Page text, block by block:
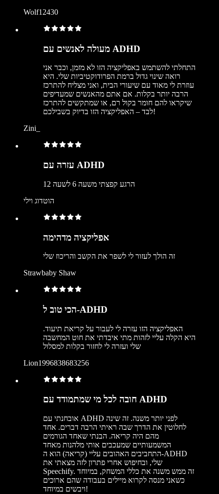
Wolf12430
מעולה לאנשים עם ADHD
התחלתי להשתמש באפליקציה הזו לא מזמן, וכבר אני
רואה שינוי גדול ברמת הפרודוקטיביות שלי. היא
עוזרת לי מאוד עם שיעורי הבית, ואני מצליח להתרכז
הרבה יותר בקלות. אם אתם מהאנשים שמעדיפים
שיקראו להם חומר בקול רם, או שמתקשים להתרכז
לבד – האפליקציה הזו בדיוק בשבילכם!
Zini_
עזרה עם ADHD
הרגע קפצתי משעה 6 לשעה 12
הוטדוג וילי
אפליקציה מדהימה
זה הולך לעזור לי לשפר את הקשב והריכוז שלי
Strawbaby Shaw
הכי טוב ל-ADHD
האפליקציה הזו עזרה לי לעבור על קריאת תיעוד.
היא הקלה עליי לזהות מתי איבדתי את חוט המחשבה
שלי ועזרה לי לחזור בקלות למסלול
Lion1996838683256
חובה לכל מי שמתמודד עם ADHD
אובחנתי עם ADHD לפני יותר משנה. זה שינה
לחלוטין את הדרך שבה ראיתי הרבה דברים. אחד
מהם היה קריאה. הבנתי שאחד הגורמים
המשמעותיים שמעכבים אותי מלהנות מאחד
התחביבים האהובים עליי (קריאה) הוא ה-ADHD
שלי, ובחיפוש אחרי פתרון לזה מצאתי את
Speechify. זה ממש משנה את כללי המשחק, במיוחד
כשאני מנסה לקרוא מיילים בעבודה שהם ארוכים
ויבשים במיוחד!